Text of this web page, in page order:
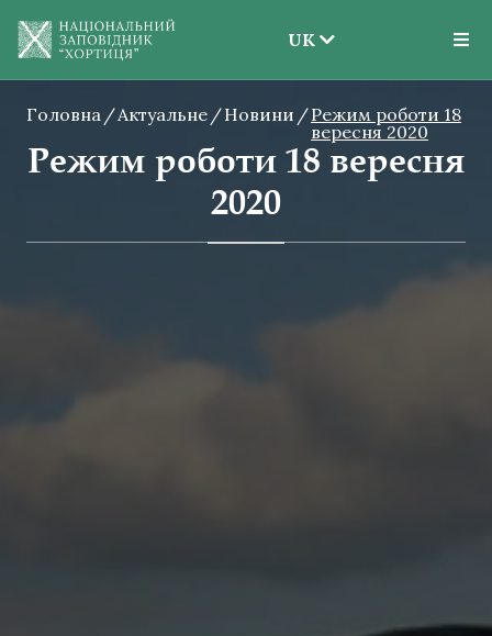
UK
EN
UK
Головна Актуальне Новини
Режим роботи 18
вересня 2020
Режим роботи 18 вересня
2020